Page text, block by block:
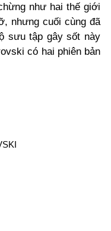
như hai thế giới
nhưng cuối cùng đã
sưu tập gây sốt này
có hai phiên bản